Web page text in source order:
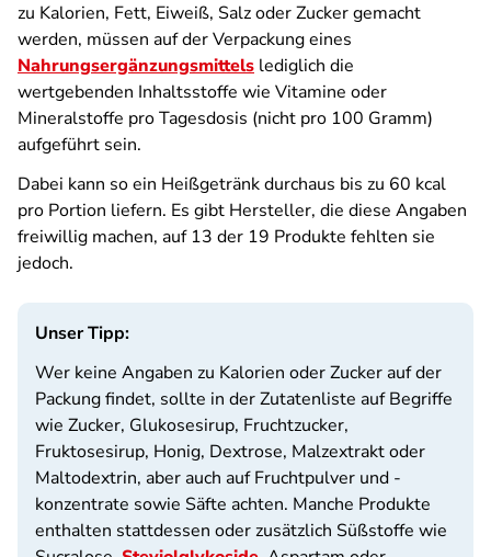
zu Kalorien, Fett, Eiweiß, Salz oder Zucker gemacht
werden, müssen auf der Verpackung eines
Nahrungsergänzungsmittels lediglich die
wertgebenden Inhaltsstoffe wie Vitamine oder
Mineralstoffe pro Tagesdosis (nicht pro 100 Gramm)
aufgeführt sein.
Dabei kann so ein Heißgetränk durchaus bis zu 60 kcal
pro Portion liefern. Es gibt Hersteller, die diese Angaben
freiwillig machen, auf 13 der 19 Produkte fehlten sie
jedoch.
Unser Tipp:
Wer keine Angaben zu Kalorien oder Zucker auf der
Packung findet, sollte in der Zutatenliste auf Begriffe
wie Zucker, Glukosesirup, Fruchtzucker,
Fruktosesirup, Honig, Dextrose, Malzextrakt oder
Maltodextrin, aber auch auf Fruchtpulver und -
konzentrate sowie Säfte achten. Manche Produkte
enthalten stattdessen oder zusätzlich Süßstoffe wie